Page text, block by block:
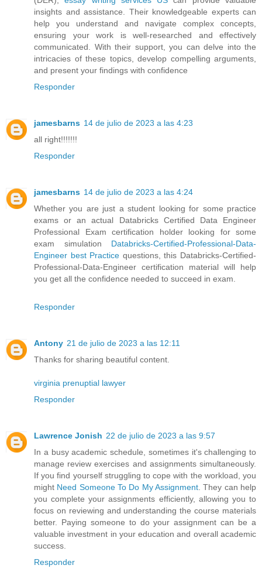
insights and assistance. Their knowledgeable experts can
help you understand and navigate complex concepts,
ensuring your work is well-researched and effectively
communicated. With their support, you can delve into the
intricacies of these topics, develop compelling arguments,
and present your findings with confidence
Responder
jamesbarns 14 de julio de 2023 a las 4:23
all right!!!!!!!
Responder
jamesbarns 14 de julio de 2023 a las 4:24
Whether you are just a student looking for some practice
exams or an actual Databricks Certified Data Engineer
Professional Exam certification holder looking for some
exam simulation Databricks-Certified-Professional-Data-
Engineer best Practice questions, this Databricks-Certified-
Professional-Data-Engineer certification material will help
you get all the confidence needed to succeed in exam.
Responder
Antony 21 de julio de 2023 a las 12:11
Thanks for sharing beautiful content.
virginia prenuptial lawyer
Responder
Lawrence Jonish 22 de julio de 2023 a las 9:57
In a busy academic schedule, sometimes it's challenging to
manage review exercises and assignments simultaneously.
If you find yourself struggling to cope with the workload, you
might Need Someone To Do My Assignment . They can help
you complete your assignments efficiently, allowing you to
focus on reviewing and understanding the course materials
better. Paying someone to do your assignment can be a
valuable investment in your education and overall academic
success.
Responder